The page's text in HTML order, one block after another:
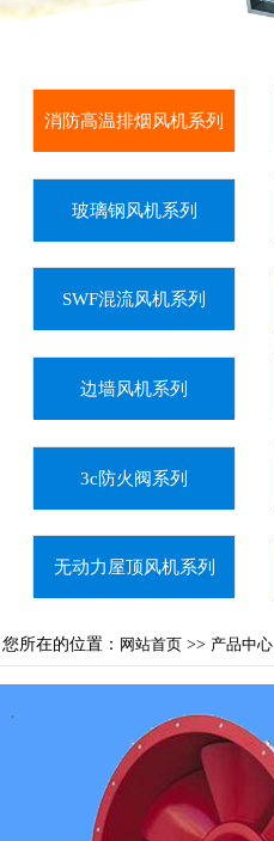
消防高温排烟风机系列
玻璃钢风机系列
SWF混流风机系列
边墙风机系列
3c防火阀系列
无动力屋顶风机系列
您所在的位置： 网站首页 >> 产品中心